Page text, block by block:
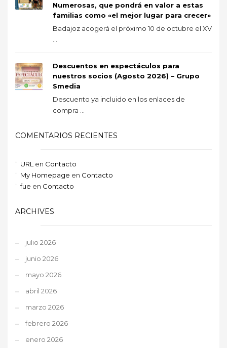
Numerosas, que pondrá en valor a estas
familias como «el mejor lugar para crecer»
Badajoz acogerá el próximo 10 de octubre el XV
Descuentos en espectáculos para
nuestros socios (Agosto 2026) – Grupo
Smedia
Descuento ya incluido en los enlaces de
compra ...
COMENTARIOS RECIENTES
URL en Contacto
My Homepage en Contacto
fue en Contacto
ARCHIVES
julio 2026
junio 2026
mayo 2026
abril 2026
marzo 2026
febrero 2026
enero 2026